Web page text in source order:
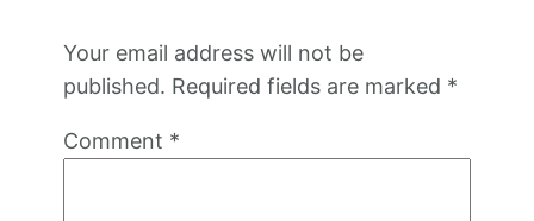
Your email address will not be
published. Required fields are marked *
Comment *